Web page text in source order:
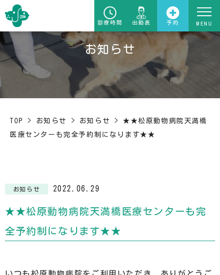
診療時間 出勤表 予約
お知らせ
TOP > お知らせ > お知らせ > ★★松原動物病院天満橋
医療センターも完全予約制になります★★
お知らせ 2022.06.29
★★松原動物病院天満橋医療センターも完
全予約制になります★★